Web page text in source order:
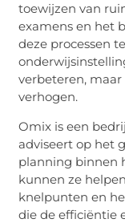
toewijzen van
examens en het
deze processen
verbeteren,
verhogen.
Omix is een
adviseert op het
planning binnen
kunnen ze
knelpunten en
die de efficiëntie